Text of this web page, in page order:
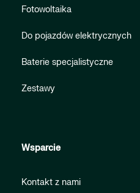
Fotowoltaika
Do pojazdów elektrycznych
Baterie specjalistyczne
Zestawy
Wsparcie
Kontakt z nami